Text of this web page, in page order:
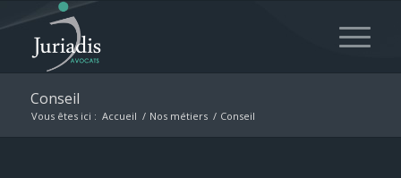
Conseil
Vous êtes ici : Accueil / Nos métiers / Conseil